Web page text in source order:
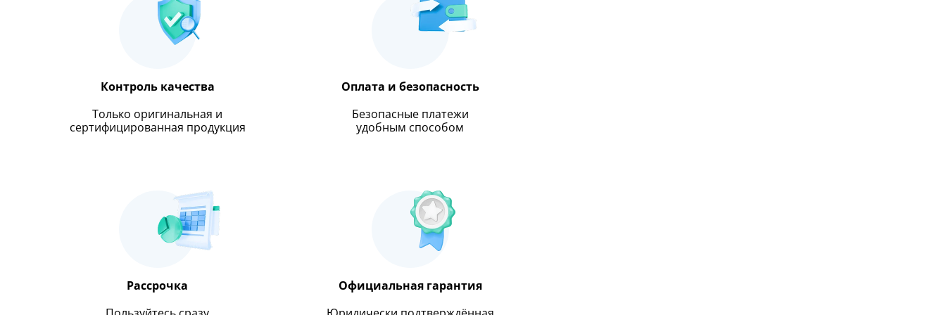
Контроль качества
Только оригинальная и
сертифицированная продукция
Оплата и безопасность
Безопасные платежи
удобным способом
Рассрочка Официальная гарантия